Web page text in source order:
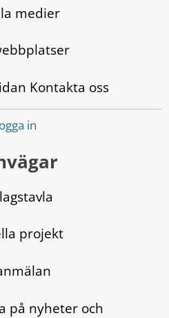
medier
Kontakta oss
in
projekt
på nyheter och